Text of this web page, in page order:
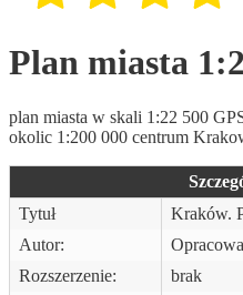
Plan miasta
plan miasta w skali 1:22 500
okolic 1:200 000 centrum
Tytuł
Kraków.
Autor:
Rozszerzenie:
brak